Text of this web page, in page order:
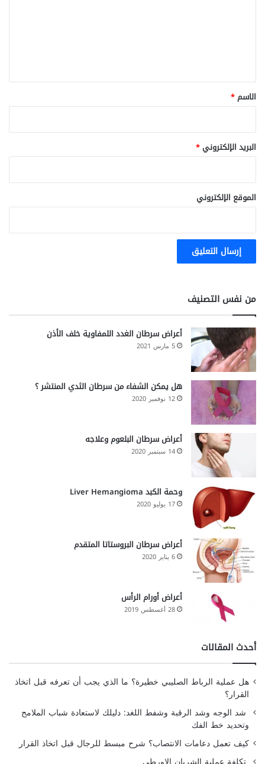
*
الاسم*
البريد الإلكتروني*
الموقع الإلكتروني
من نفس التصنيف
أعراض سرطان الغدد اللمفاوية خلف الأذن
5 مارس 2021
هل يمكن الشفاء من سرطان الثدي المنتشر ؟
12 نوفمبر 2020
أعراض سرطان البلعوم وعلاجه
14 سبتمبر 2020
وحمة الكبد Liver Hemangioma
17 يوليو 2020
أعراض سرطان البروستاتا المتقدم
6 يناير 2020
أعراض أورام الرأس
28 أغسطس 2019
أحدث المقالات
هل عملية الرباط الصليبي خطيرة؟ ما الذي يجب أن تعرفه قبل اتخاذ
القرار؟
شد الوجه وشد الرقبة وشفط اللغد: دليلك لاستعادة شباب الملامح
وتحديد خط الفك
كيف تعمل دعامات الانتصاب؟ شرح مبسط للرجال قبل اتخاذ القرار